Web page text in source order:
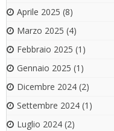
Aprile 2025 (8)
Marzo 2025 (4)
Febbraio 2025 (1)
Gennaio 2025 (1)
Dicembre 2024 (2)
Settembre 2024 (1)
Luglio 2024 (2)